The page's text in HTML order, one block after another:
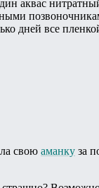
аквас
дней все
свою аманку за